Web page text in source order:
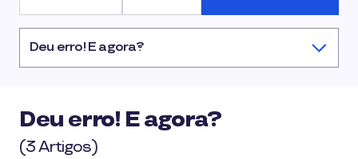
Deu erro! E agora?
Deu erro! E agora?
(3 Artigos)